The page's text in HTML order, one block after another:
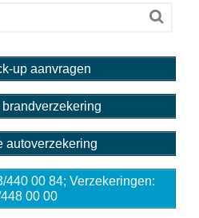
up aanvragen
brandverzekering
autoverzekering
440 00 84; Verzekeringen:
00 00